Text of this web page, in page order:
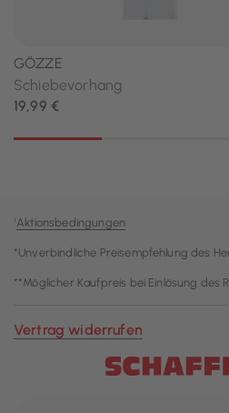
¹Aktionsbedingungen
*Unverbindliche Preisempfehlung des
**Möglicher Kaufpreis bei Einlösung des
Vertrag widerrufen